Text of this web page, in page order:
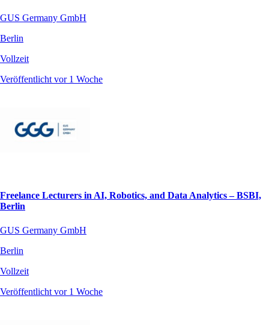
GUS Germany GmbH
Berlin
Vollzeit
Veröffentlicht vor 1 Woche
Freelance Lecturers in AI, Robotics, and Data Analytics – BSBI,
Berlin
GUS Germany GmbH
Berlin
Vollzeit
Veröffentlicht vor 1 Woche